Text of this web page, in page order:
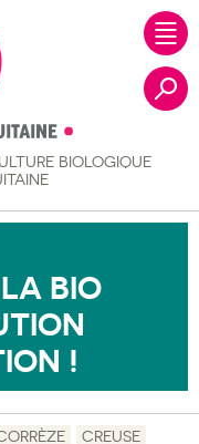
BIOLOGIQUE
BIO
!
CREUSE